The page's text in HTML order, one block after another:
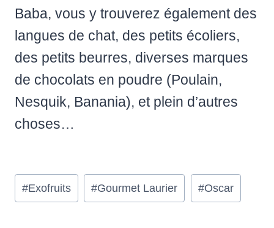
Baba, vous y trouverez également des
langues de chat, des petits écoliers,
des petits beurres, diverses marques
de chocolats en poudre (Poulain,
Nesquik, Banania), et plein d’autres
choses…
Étiquettes
de
#Exofruits #Gourmet Laurier #Oscar